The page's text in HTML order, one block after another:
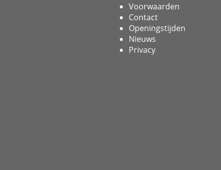
Voorwaarden
Contact
Openingstijden
Nieuws
Privacy